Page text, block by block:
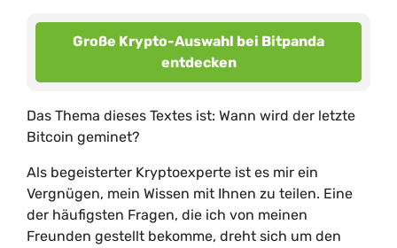
Große Krypto-Auswahl bei Bitpanda
entdecken
Das Thema dieses Textes ist: Wann wird der letzte
Bitcoin geminet?
Als begeisterter Kryptoexperte ist es mir ein
Vergnügen, mein Wissen mit Ihnen zu teilen. Eine
der häufigsten Fragen, die ich von meinen
Freunden gestellt bekomme, dreht sich um den